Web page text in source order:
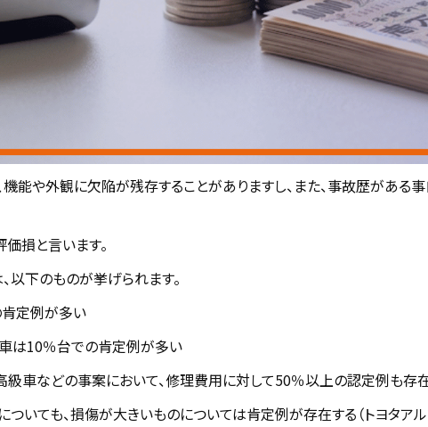
能や外観に欠陥が残存することがありますし、また、事故歴がある事
損と言います。
以下のものが挙げられます。
定例が多い
は10％台での肯定例が多い
級車などの事案において、修理費用に対して50％以上の認定例も存
いても、損傷が大きいものについては肯定例が存在する（トヨタアル